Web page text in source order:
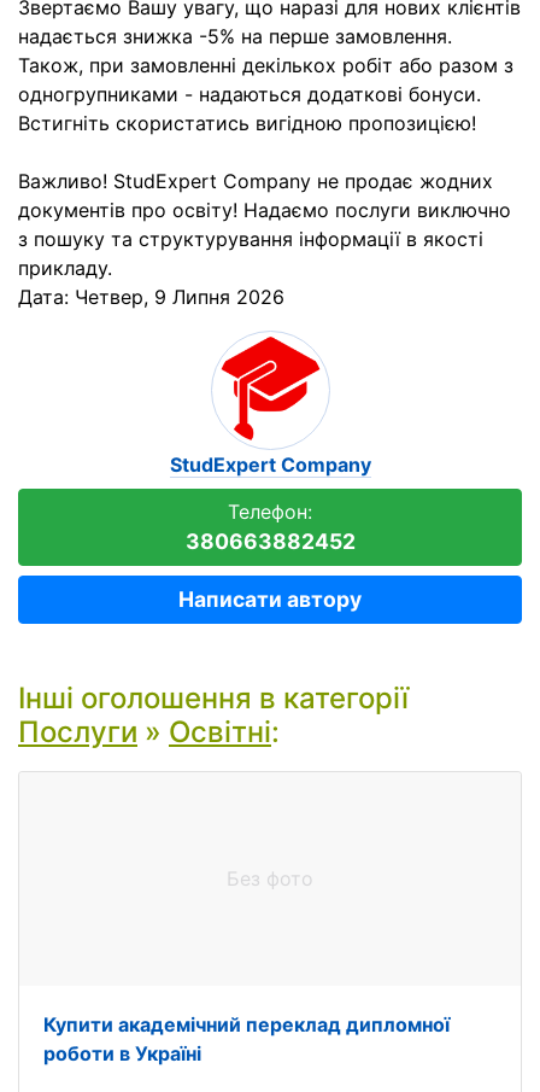
Звертаємо Вашу увагу, що наразі для нових клієнтів
надається знижка -5% на перше замовлення.
Також, при замовленні декількох робіт або разом з
одногрупниками - надаються додаткові бонуси.
Встигніть скористатись вигідною пропозицією!
Важливо! StudExpert Company не продає жодних
документів про освіту! Надаємо послуги виключно
з пошуку та структурування інформації в якості
прикладу.
Дата: Четвер, 9 Липня 2026
StudExpert Company
Телефон:
380663882452
Написати автору
Інші оголошення в категорії
Послуги » Освітні:
Без фото
Купити академічний переклад дипломної
роботи в Україні